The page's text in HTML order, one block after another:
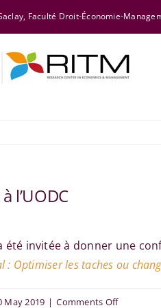
Faculté Droit-Économie-
l’UODC
été invitée à donner une
: Optimiser les taches ou
May 2019 | Comments Offon